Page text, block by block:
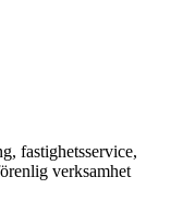
fastighetsservice,
verksamhet